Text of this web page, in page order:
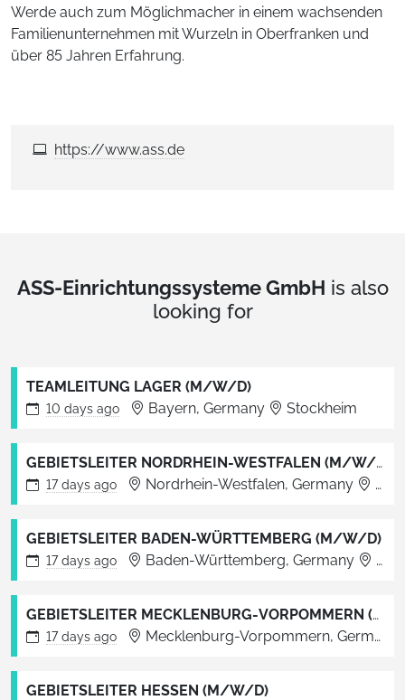
Werde auch zum Möglichmacher in einem wachsenden
Familienunternehmen mit Wurzeln in Oberfranken und
über 85 Jahren Erfahrung.
https://www.ass.de
ASS-Einrichtungssysteme GmbH is also
looking for
TEAMLEITUNG LAGER (M/W/D)
10 days ago Bayern, Germany Stockheim
GEBIETSLEITER NORDRHEIN-WESTFALEN (M/W/D)
17 days ago Nordrhein-Westfalen, Germany
GEBIETSLEITER BADEN-WÜRTTEMBERG (M/W/D)
17 days ago Baden-Württemberg, Germany
GEBIETSLEITER MECKLENBURG-VORPOMMERN (M/W/D)
17 days ago Mecklenburg-Vorpommern, Germany
GEBIETSLEITER HESSEN (M/W/D)